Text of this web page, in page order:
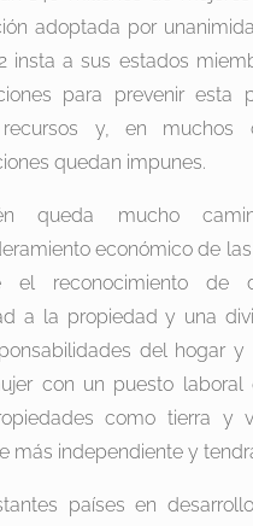
adoptada por
insta a sus estados
para prevenir esta
y, en muchos
quedan impunes.
queda mucho
económico de
el reconocimiento de
a la propiedad y una
del hogar y
con un puesto laboral
como tierra y
más independiente y
países en